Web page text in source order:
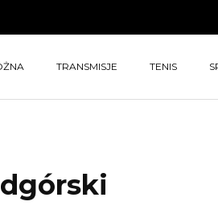
TRANSMISJE TENIS